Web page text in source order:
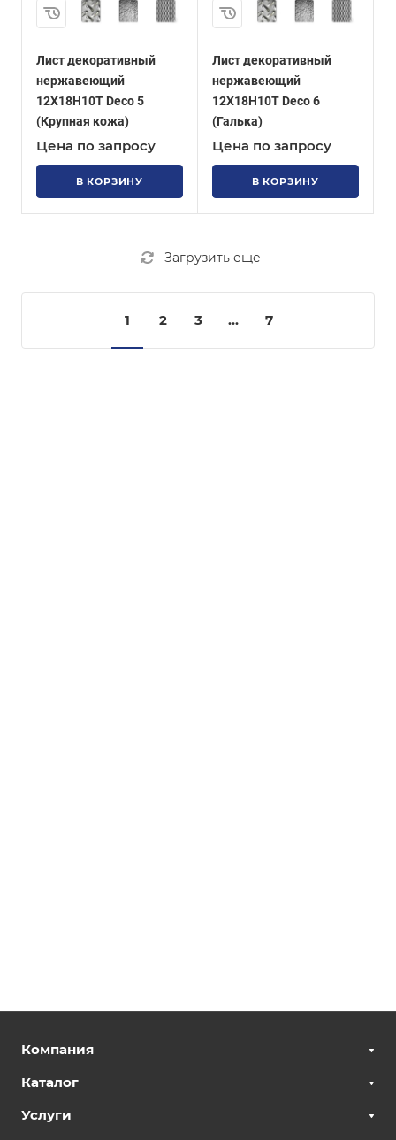
Лист декоративный
нержавеющий
12Х18Н10Т Deco 5
(Крупная кожа)
Цена по запросу
В КОРЗИНУ
Лист декоративный
нержавеющий
12Х18Н10Т Deco 6
(Галька)
Цена по запросу
В КОРЗИНУ
Загрузить еще
1 2 3 ... 7
Компания
Каталог
Услуги